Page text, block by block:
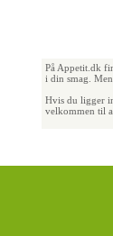
På Appetit.dk
i din smag.
Hvis du ligger
velkommen til